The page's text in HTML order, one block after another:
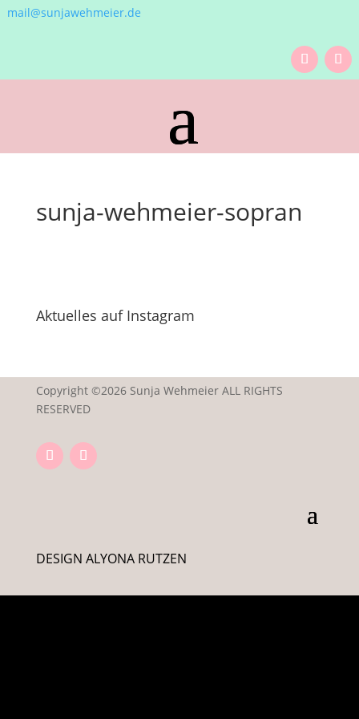
mail@sunjawehmeier.de
sunja-wehmeier-sopran
Aktuelles auf Instagram
Copyright ©2026 Sunja Wehmeier ALL RIGHTS
RESERVED
DESIGN ALYONA RUTZEN